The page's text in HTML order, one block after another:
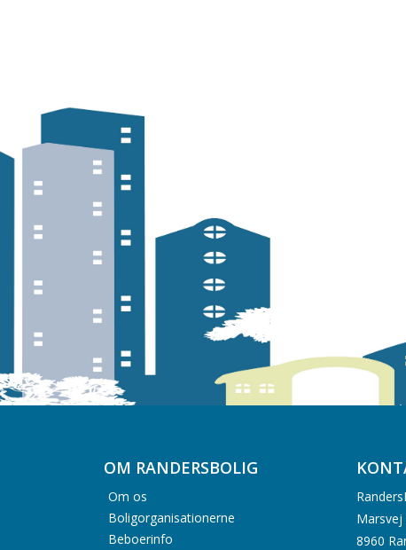
OM RANDERSBOLIG
Om os
Boligorganisationerne
Beboerinfo
Marsvej
8960